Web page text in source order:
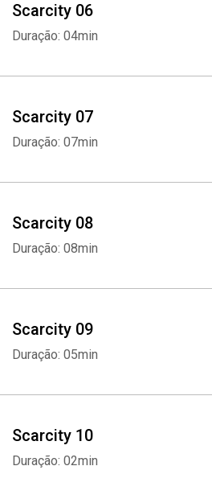
Scarcity 06
Duração: 04min
Scarcity 07
Duração: 07min
Scarcity 08
Duração: 08min
Scarcity 09
Duração: 05min
Scarcity 10
Duração: 02min